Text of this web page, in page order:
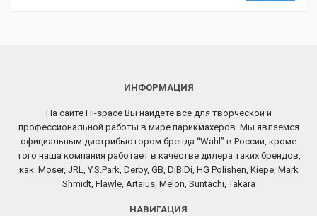
ИНФОРМАЦИЯ
На сайте Hi-space Вы найдете всё для творческой и
профессиональной работы в мире парикмахеров. Мы являемся
официальным дистрибьютором бренда “Wahl” в России, кроме
того наша компания работает в качестве дилера таких брендов,
как: Moser, JRL, Y.S.Park, Derby, GB, DiBiDi, HG Polishen, Kiepe, Mark
Shmidt, Flawle, Artaius, Melon, Suntachi, Takara
НАВИГАЦИЯ